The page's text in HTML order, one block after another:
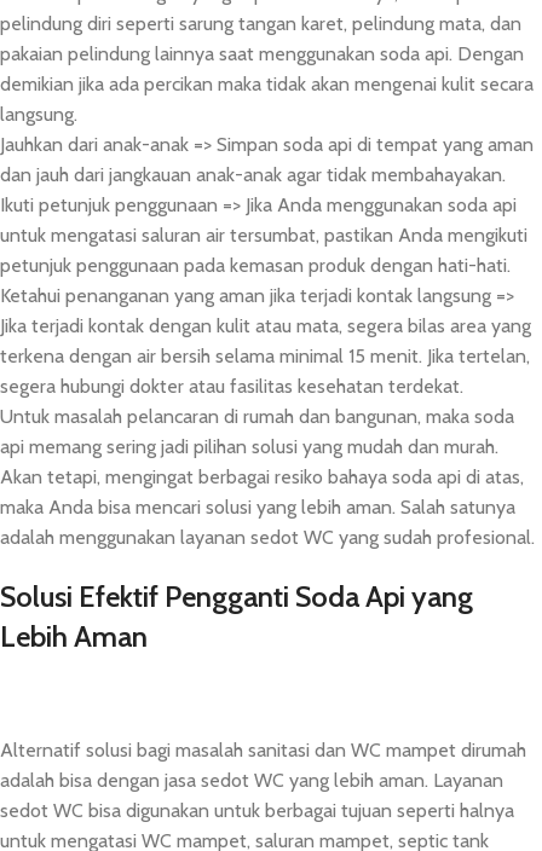
pelindung diri seperti sarung tangan karet, pelindung mata, dan
pakaian pelindung lainnya saat menggunakan soda api. Dengan
demikian jika ada percikan maka tidak akan mengenai kulit secara
langsung.
Jauhkan dari anak-anak => Simpan soda api di tempat yang aman
dan jauh dari jangkauan anak-anak agar tidak membahayakan.
Ikuti petunjuk penggunaan => Jika Anda menggunakan soda api
untuk mengatasi saluran air tersumbat, pastikan Anda mengikuti
petunjuk penggunaan pada kemasan produk dengan hati-hati.
Ketahui penanganan yang aman jika terjadi kontak langsung =>
Jika terjadi kontak dengan kulit atau mata, segera bilas area yang
terkena dengan air bersih selama minimal 15 menit. Jika tertelan,
segera hubungi dokter atau fasilitas kesehatan terdekat.
Untuk masalah pelancaran di rumah dan bangunan, maka soda
api memang sering jadi pilihan solusi yang mudah dan murah.
Akan tetapi, mengingat berbagai resiko bahaya soda api di atas,
maka Anda bisa mencari solusi yang lebih aman. Salah satunya
adalah menggunakan layanan sedot WC yang sudah profesional.
Solusi Efektif Pengganti Soda Api yang
Lebih Aman
Alternatif solusi bagi masalah sanitasi dan WC mampet dirumah
adalah bisa dengan jasa sedot WC yang lebih aman. Layanan
sedot WC bisa digunakan untuk berbagai tujuan seperti halnya
untuk mengatasi WC mampet, saluran mampet, septic tank